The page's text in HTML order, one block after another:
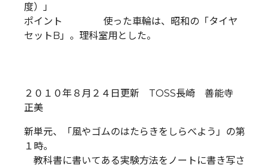
度）」
ポイント 使った車輪は、昭和の「タイヤ
セットB」。理科室用とした。
２０１０年８月２４日更新 TOSS長崎 善能寺
正美
新単元、「風やゴムのはたらきをしらべよう」の第
１時。
教科書に書いてある実験方法をノートに書き写さ